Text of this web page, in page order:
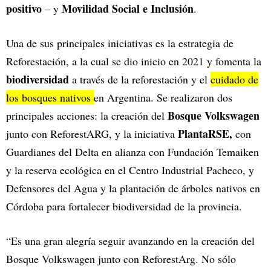
positivo – y Movilidad Social e Inclusión.
Una de sus principales iniciativas es la estrategia de
Reforestación, a la cual se dio inicio en 2021 y fomenta la
biodiversidad a través de la reforestación y el cuidado de
los bosques nativos en Argentina. Se realizaron dos
principales acciones: la creación del Bosque Volkswagen
junto con ReforestARG, y la iniciativa PlantaRSE, con
Guardianes del Delta en alianza con Fundación Temaiken
y la reserva ecológica en el Centro Industrial Pacheco, y
Defensores del Agua y la plantación de árboles nativos en
Córdoba para fortalecer biodiversidad de la provincia.
“Es una gran alegría seguir avanzando en la creación del
Bosque Volkswagen junto con ReforestArg. No sólo